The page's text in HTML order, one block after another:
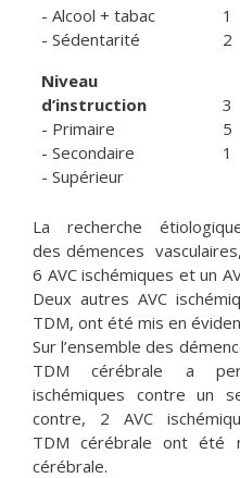
- Alcool + tabac
- Sédentarité
1
2
Niveau
d’instruction
- Primaire
- Secondaire
- Supérieur
3
5
1
La recherche
des démences
6 AVC ischémiques et un
Deux autres AVC
TDM, ont été mis en
Sur l’ensemble des
TDM cérébrale a
ischémiques contre un
contre, 2 AVC
TDM cérébrale ont été
cérébrale.